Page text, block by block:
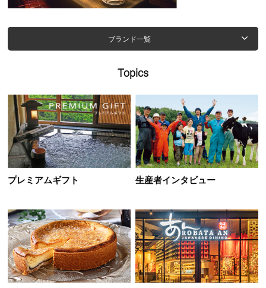
ブランド一覧
Topics
プレミアムギフト 生産者インタビュー